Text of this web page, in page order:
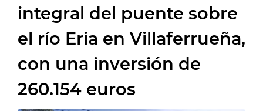
integral del puente sobre
el río Eria en Villaferrueña,
con una inversión de
260.154 euros